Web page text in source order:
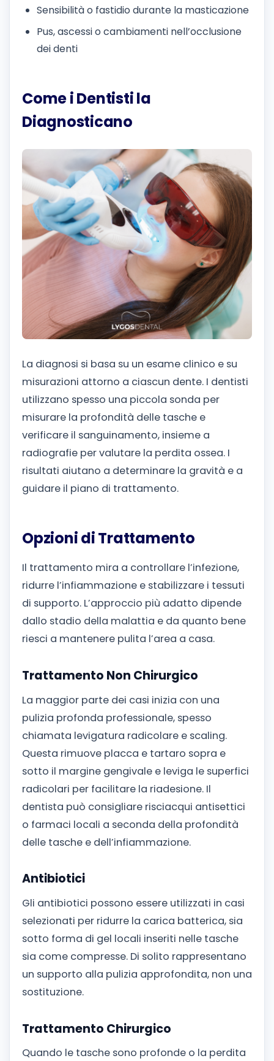
Sensibilità o fastidio durante la masticazione
Pus, ascessi o cambiamenti nell’occlusione
dei denti
Come i Dentisti la
Diagnosticano
La diagnosi si basa su un esame clinico e su
misurazioni attorno a ciascun dente. I dentisti
utilizzano spesso una piccola sonda per
misurare la profondità delle tasche e
verificare il sanguinamento, insieme a
radiografie per valutare la perdita ossea. I
risultati aiutano a determinare la gravità e a
guidare il piano di trattamento.
Opzioni di Trattamento
Il trattamento mira a controllare l’infezione,
ridurre l’infiammazione e stabilizzare i tessuti
di supporto. L’approccio più adatto dipende
dallo stadio della malattia e da quanto bene
riesci a mantenere pulita l’area a casa.
Trattamento Non Chirurgico
La maggior parte dei casi inizia con una
pulizia profonda professionale, spesso
chiamata levigatura radicolare e scaling.
Questa rimuove placca e tartaro sopra e
sotto il margine gengivale e leviga le superfici
radicolari per facilitare la riadesione. Il
dentista può consigliare risciacqui antisettici
o farmaci locali a seconda della profondità
delle tasche e dell’infiammazione.
Antibiotici
Gli antibiotici possono essere utilizzati in casi
selezionati per ridurre la carica batterica, sia
sotto forma di gel locali inseriti nelle tasche
sia come compresse. Di solito rappresentano
un supporto alla pulizia approfondita, non una
sostituzione.
Trattamento Chirurgico
Quando le tasche sono profonde o la perdita